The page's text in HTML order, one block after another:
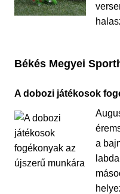
Békés Megyei
A dobozi játékosok
a